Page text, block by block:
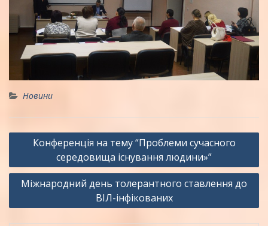
Новини
Навігація
Конференція на тему “Проблеми сучасного
середовища існування людини»”
Міжнародний день толерантного ставлення до
ВІЛ-інфікованих